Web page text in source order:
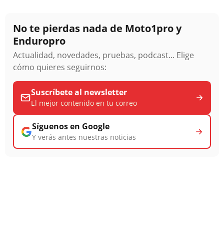
No te pierdas nada de Moto1pro y
Enduropro
Actualidad, novedades, pruebas, podcast... Elige
cómo quieres seguirnos:
Suscríbete al newsletter
El mejor contenido en tu correo
Síguenos en Google
Y verás antes nuestras noticias